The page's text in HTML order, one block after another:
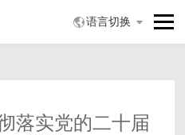
语言切换
落实党的二十届